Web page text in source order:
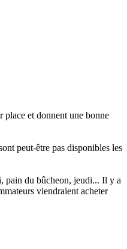
place et donnent une bonne
peut-être pas disponibles les
pain du bûcheon, jeudi... Il y a
viendraient acheter